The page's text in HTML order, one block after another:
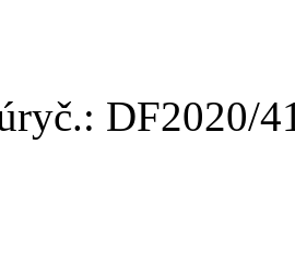
č.: DF2020/